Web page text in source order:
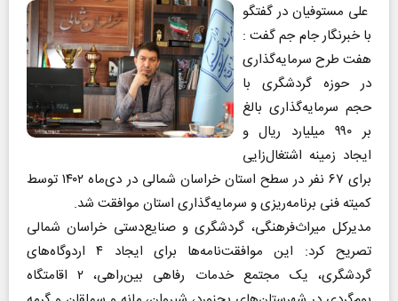
علی مستوفیان در گفتگو
با خبرنگار جام جم گفت :
هفت طرح سرمایه‌گذاری
در حوزه گردشگری با
حجم سرمایه‌گذاری بالغ
بر ۹۹۰ میلیارد ریال و
ایجاد زمینه اشتغال‌زایی
برای ۶۷ نفر در سطح استان خراسان شمالی در دی‌ماه ۱۴۰۲ توسط
کمیته فنی برنامه‌ریزی و سرمایه‌گذاری استان موافقت شد.
مدیرکل میراث‌فرهنگی، گردشگری و صنایع‌دستی خراسان شمالی
تصریح کرد: این موافقت‌نامه‌ها برای ایجاد ۴ اردوگاه‌های
گردشگری، یک مجتمع خدمات رفاهی بین‌راهی، ۲ اقامتگاه